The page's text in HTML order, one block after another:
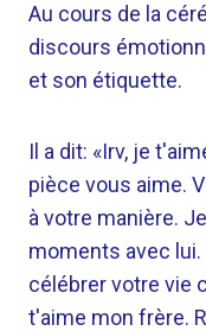
Au cours de la
discours
et son étiquette.
Il a dit: «Irv, je
pièce vous aime.
à votre manière.
moments avec
célébrer votre vie
t'aime mon frère.